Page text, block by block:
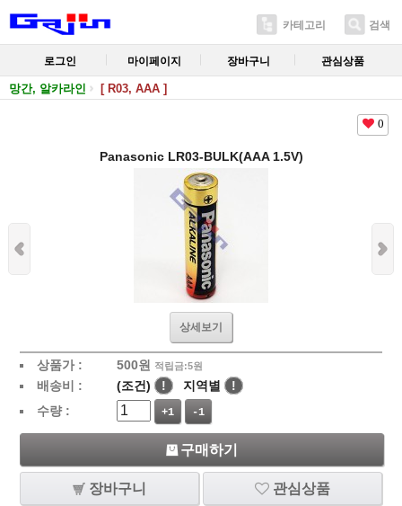
카테고리 검색
로그인 마이페이지 장바구니 관심상품
망간, 알카라인 [ R03, AAA ]
0
Panasonic LR03-BULK(AAA 1.5V)
상세보기
상품가 : 500원 적립금:5원
배송비 : (조건) ! 지역별
!
수량 :
+1 -1
구매하기
장바구니 관심상품